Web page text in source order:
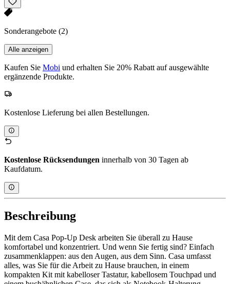
Sonderangebote (2)
Alle anzeigen
Kaufen Sie Mobi und erhalten Sie 20% Rabatt auf ausgewählte
ergänzende Produkte.
Kostenlose Lieferung bei allen Bestellungen.
Kostenlose Rücksendungen innerhalb von 30 Tagen ab
Kaufdatum.
Beschreibung
Mit dem Casa Pop-Up Desk arbeiten Sie überall zu Hause
komfortabel und konzentriert. Und wenn Sie fertig sind? Einfach
zusammenklappen: aus den Augen, aus dem Sinn. Casa umfasst
alles, was Sie für die Arbeit zu Hause brauchen, in einem
kompakten Kit mit kabelloser Tastatur, kabellosem Touchpad und